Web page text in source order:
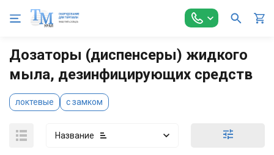
Главная Санитарно-гигиеническое оборудование Дозаторы
Дозаторы (диспенсеры) жидкого
мыла, дезинфицирующих средств
локтевые с замком
Название